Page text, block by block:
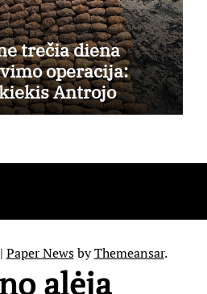
trečia diena
operacija:
Antrojo
laikų standartinės
| Paper NewsbyThemeansar.
alėja